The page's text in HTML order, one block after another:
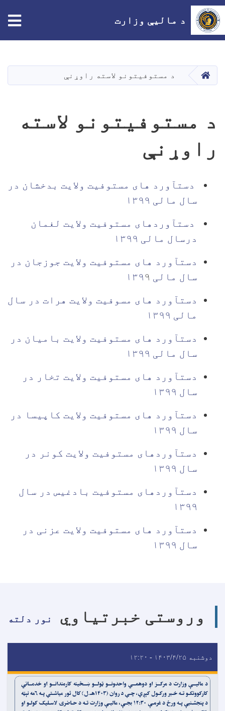
دانګل
د مالیې وزارت
HOME د مستوفیتونو لاسته راوړنې
د مستوفیتونو لاسته
راوړنې
دستآورد های مستوفیت ولایت بدخشان در
سال مالی ۱۳۹۹
دستآوردهای مستوفیت ولایت لغمان
درسال مالی ۱۳۹۹
دستآورد های مستوفیت ولایت جوزجان در
سال مالی ۱۳۹ ۹
دستآورد های مسوفیت ولایت هرات در سال
مالی ۱۳۹۹
دستآورد های مستوفیت ولایت بامیان در
سال مالی ۱۳۹۹
دستآورد های مستوفیت ولایت تخار در
سال ۱۳۹۹
دستآورد های مستوفیت ولایت کاپیسا در
سال ۱۳۹۹
دستآوردهای مستوفیت ولایت کونر در
سال ۱۳۹۹
دستآوردهای مستوفیت بادغیس در سال
۱۳۹۹
دستآورد های مستوفیت ولایت عزنی در
سال ۱۳۹۹
وروستی خبرتیاوي نور دلته
دوشنبه ۱۴۰۳/۴/۲۵ - ۱۲:۲۰